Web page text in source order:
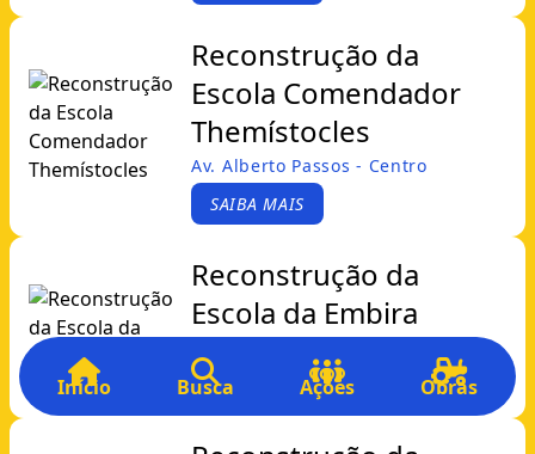
Reconstrução da
Escola Comendador
Themístocles
Av. Alberto Passos - Centro
SAIBA MAIS
Reconstrução da
Escola da Embira
SAIBA MAIS
Início Busca Ações Obras